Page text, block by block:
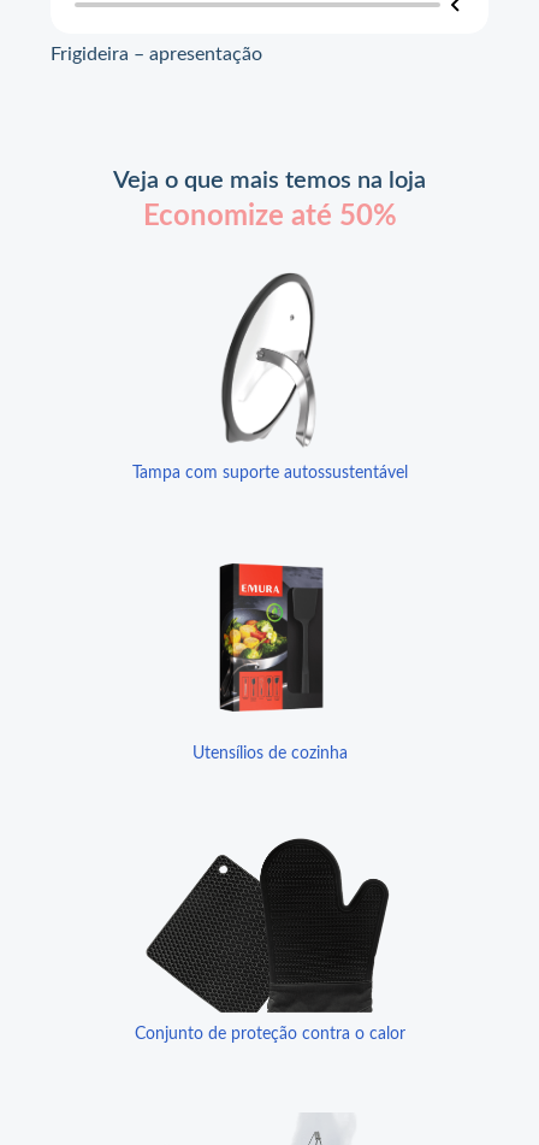
Frigideira – apresentação
Veja o que mais temos na loja
Economize até 50%
Tampa com suporte autossustentável
Utensílios de cozinha
Conjunto de proteção contra o calor